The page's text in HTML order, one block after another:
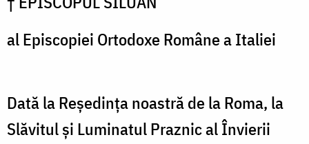
al Episcopiei Ortodoxe Române a Italiei
Dată la Reședința noastră de la Roma, la
Slăvitul și Luminatul Praznic al Învierii